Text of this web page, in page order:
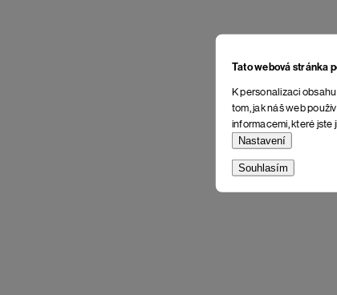
Tato webová stránka
K personalizaci
tom, jak náš web
informacemi, které jste
Nastavení
Souhlasím